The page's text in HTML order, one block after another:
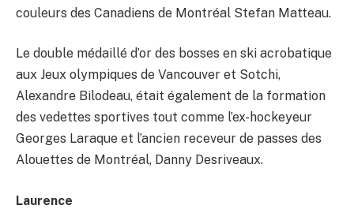
couleurs des Canadiens de Montréal Stefan Matteau.
Le double médaillé d’or des bosses en ski acrobatique
aux Jeux olympiques de Vancouver et Sotchi,
Alexandre Bilodeau, était également de la formation
des vedettes sportives tout comme l’ex-hockeyeur
Georges Laraque et l’ancien receveur de passes des
Alouettes de Montréal, Danny Desriveaux.
Laurence